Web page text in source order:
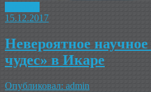
15.12.2017
Невероятное
чудес» в Икаре
Опубликовал: admin